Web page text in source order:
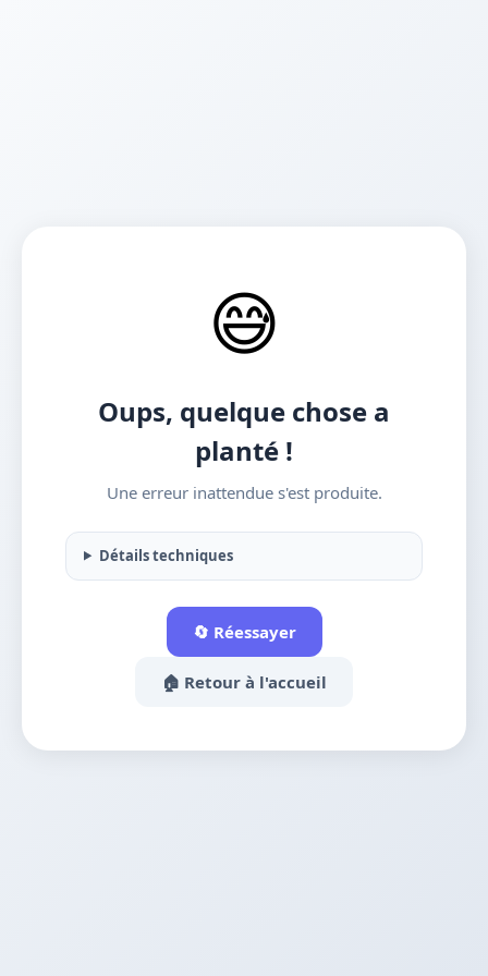
😅
Oups, quelque chose a
planté !
Une erreur inattendue s'est produite.
Détails techniques
🔄 Réessayer
🏠 Retour à l'accueil